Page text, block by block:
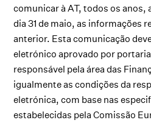
comunicar à AT, todos os anos,
dia 31 de maio, as informações
anterior. Esta comunicação
eletrónico aprovado por
responsável pela área das
igualmente as condições da
eletrónica, com base nas
estabelecidas pela Comissão